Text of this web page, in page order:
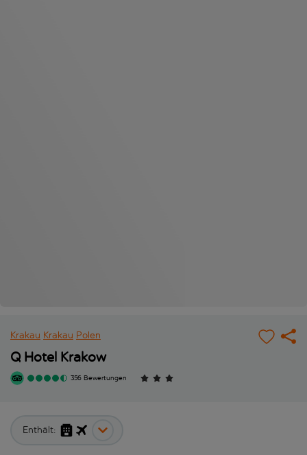
Krakau Krakau Polen
Q Hotel Krakow
356 Bewertungen
Enthält: